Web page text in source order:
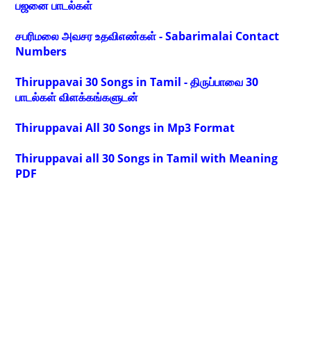
பஜனை பாடல்கள்
சபரிமலை அவசர உதவிஎண்கள் - Sabarimalai Contact
Numbers
Thiruppavai 30 Songs in Tamil - திருப்பாவை 30
பாடல்கள் விளக்கங்களுடன்
Thiruppavai All 30 Songs in Mp3 Format
Thiruppavai all 30 Songs in Tamil with Meaning
PDF